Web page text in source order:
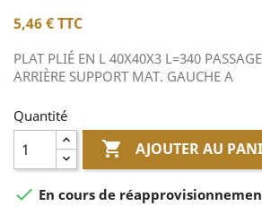
5,46 €TTC
PLAT PLIÉ EN L 40X40X3 L=340
ARRIÈRE SUPPORT MAT. GAUCHE A
Quantité
 AJOUTER AU
 En cours de